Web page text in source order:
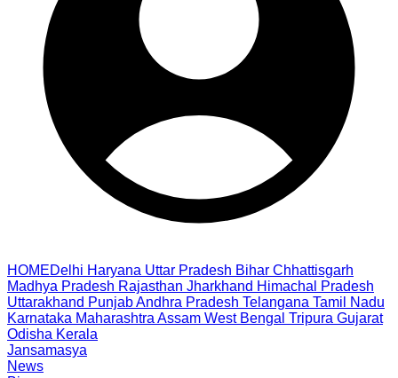
HOMEDelhi Haryana Uttar Pradesh Bihar Chhattisgarh
Madhya Pradesh Rajasthan Jharkhand Himachal Pradesh
Uttarakhand PunjabAndhra Pradesh Telangana Tamil Nadu
Karnataka Maharashtra Assam West Bengal Tripura Gujarat
Odisha Kerala
Jansamasya
News